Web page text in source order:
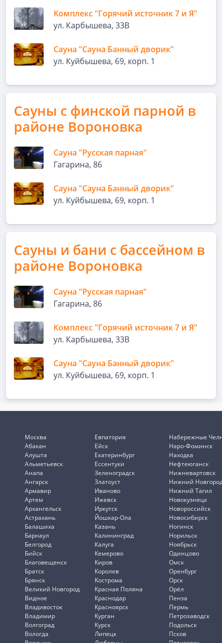
Комплекс "Горячий источник 7 и Я"
ул. Карбышева, 33В
Сауна "Сауна Банный дворик"
ул. Куйбышева, 69, корп. 1
Сауны с финской парной в
районе Вороновка
Сауна "Русская парная"
Гагарина, 86
Сауна "Сауна Банный дворик"
ул. Куйбышева, 69, корп. 1
Сауны и бани с бассейном в
районе Вороновка
Сауна "Русская парная"
Гагарина, 86
Комплекс "Горячий источник 7 и Я"
ул. Карбышева, 33В
Сауна "Сауна Банный дворик"
ул. Куйбышева, 69, корп. 1
Москва
Абакан
Алушта
Альметьевск
Анапа
Ангарск
Армавир
Артем
Архангельск
Астрахань
Балашиха
Барнаул
Белгород
Бийск
Благовещенск
Братск
Брянск
Великий Новгород
Видное
Владивосток
Владимир
Волгоград
Вологда
Евпатория
Ейск
Екатеринбург
Ессентуки
Зеленоградск
Златоуст
Иваново
Ижевск
Иркутск
Йошкар-Ола
Казань
Калининград
Калуга
Кемерово
Киров
Королев
Кострома
Красная Поляна
Краснодар
Красноярск
Курган
Курск
Липецк
Набережные
Наро-Фоминск
Находка
Нефтеюганск
Нижневартовск
Нижний
Нижний Тагил
Новокузнецк
Новороссийск
Новосибирск
Ногинск
Норильск
Ноябрьск
Одинцово
Омск
Оренбург
Орск
Орёл
Пенза
Пермь
Петрозаводск
Подольск
Псков